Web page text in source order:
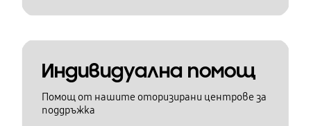
Индивидуална помощ
Помощ от нашите оторизирани центрове за
поддръжка